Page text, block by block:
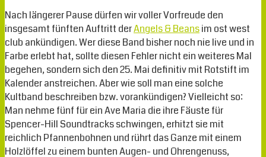
Nach längerer Pause dürfen wir voller Vorfreude den
insgesamt fünften Auftritt derAngels & Beansim ost west
club ankündigen. Wer diese Band bisher noch nie live und in
Farbe erlebt hat, sollte diesen Fehler nicht ein weiteres Mal
begehen, sondern sich den 25. Mai definitiv mit Rotstift im
Kalender anstreichen. Aber wie soll man eine solche
Kultband beschreiben bzw. vorankündigen? Vielleicht so:
Man nehme fünf für ein Ave Maria die ihre Fäuste für
Spencer-Hill Soundtracks schwingen, erhitzt sie mit
reichlich Pfannenbohnen und rührt das Ganze mit einem
Holzlöffel zu einem bunten Augen- und Ohrengenuss,